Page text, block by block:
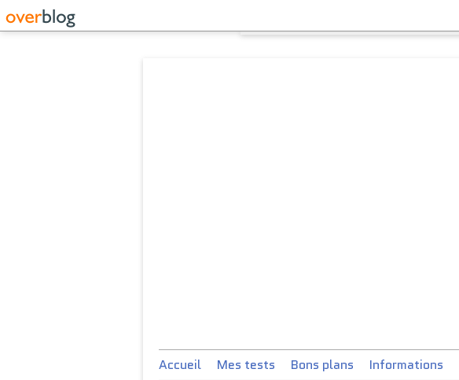
Accueil Mes tests Bons plans Informations